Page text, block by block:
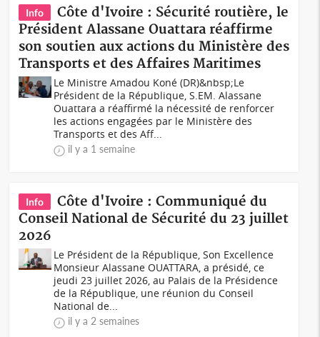
Info
Côte d'Ivoire : Sécurité routière, le
Président Alassane Ouattara réaffirme
son soutien aux actions du Ministère des
Transports et des Affaires Maritimes
Le Ministre Amadou Koné (DR)&nbsp;Le
Président de la République, S.EM. Alassane
Ouattara a réaffirmé la nécessité de renforcer
les actions engagées par le Ministère des
Transports et des Aff...
il y a 1 semaine
Info
Côte d'Ivoire : Communiqué du
Conseil National de Sécurité du 23 juillet
2026
Le Président de la République, Son Excellence
Monsieur Alassane OUATTARA, a présidé, ce
jeudi 23 juillet 2026, au Palais de la Présidence
de la République, une réunion du Conseil
National de...
il y a 2 semaines